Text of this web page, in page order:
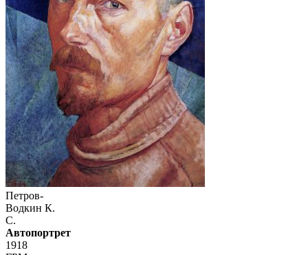
Петров-
Водкин К.
С.
Автопортрет
1918